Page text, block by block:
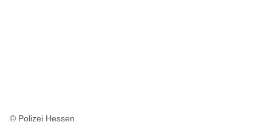
© Polizei Hessen